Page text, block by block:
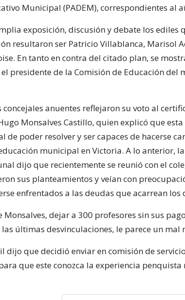
Municipal (PADEM), correspondientes al
exposición, discusión y debate los ediles
resultaron ser Patricio Villablanca, Marisol
En tanto en contra del citado plan, se
presidente de la Comisión de Educación del
concejales anuentes reflejaron su voto al
Monsalves Castillo, quien explicó que esta
de poder resolver y ser capaces de hacerse
municipal en Victoria. A lo anterior,
dijo que recientemente se reunió con el
sus planteamientos y veían con
enfrentados a las deudas que acarrean los
Monsalves, dejar a 300 profesores sin sus
últimas desvinculaciones, le parece un mal
dijo que decidió enviar en comisión de
que este conozca la experiencia penquista